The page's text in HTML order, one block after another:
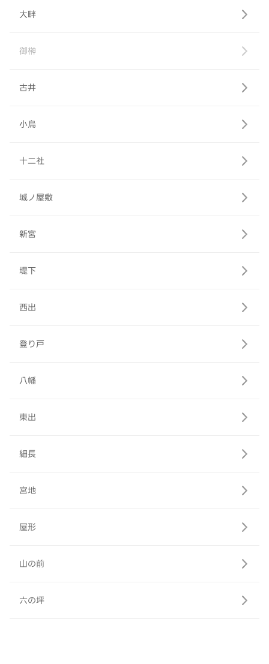
大畔
御榊
古井
小烏
十二社
城ノ屋敷
新宮
堤下
西出
登り戸
八幡
東出
細長
宮地
屋形
山の前
六の坪